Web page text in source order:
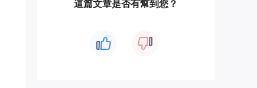
這篇文章是否有幫到您？